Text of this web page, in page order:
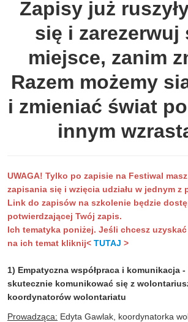
Zapisy już
się i zarezerwuj
miejsce, zanim
Razem możemy
i zmieniać świat
innym
UWAGA! Tylko po zapisie na Festiwal
zapisania się i wzięcia udziału w jednym z
Link do zapisów na szkolenie będzie
potwierdzającej Twój zapis.
Ich tematyka poniżej. Jeśli chcesz
na ich temat kliknij< TUTAJ >
1) Empatyczna współpraca i komunikacja
skutecznie komunikować się z
koordynatorów wolontariatu
Prowadząca: Edyta Gawlak, koordynatorka